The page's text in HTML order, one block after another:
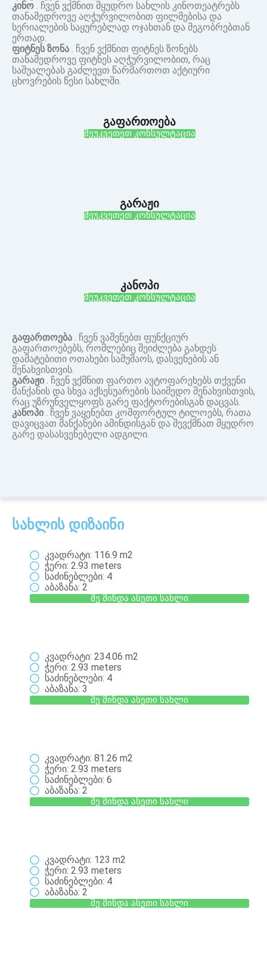
კინო . ჩვენ ვქმნით მყუდრო სახლის კინოთეატრებს
თანამედროვე აღჭურვილობით ფილმებისა და
სერიალების საყურებლად ოჯახთან და მეგობრებთან
ერთად.
ფიტნეს ზონა . ჩვენ ვქმნით ფიტნეს ზონებს
თანამედროვე ფიტნეს აღჭურვილობით, რაც
საშუალებას გაძლევთ წარმართოთ აქტიური
ცხოვრების წესი სახლში.
გაფართოება
შეუკვეთეთ კონსულტაცია
გარაჟი
შეუკვეთეთ კონსულტაცია
კანოპი
შეუკვეთეთ კონსულტაცია
გაფართოება . ჩვენ ვაშენებთ ფუნქციურ
გაფართოებებს, რომლებიც შეიძლება გახდეს
დამატებითი ოთახები სამუშაოს, დასვენების ან
შენახვისთვის.
გარაჟი . ჩვენ ვქმნით ფართო ავტოფარეხებს თქვენი
მანქანის და სხვა აქსესუარების საიმედო შენახვისთვის,
რაც უზრუნველყოფს გარე ფაქტორებისგან დაცვას.
კანოპი . ჩვენ ვაყენებთ კომფორტულ ტილოებს, რათა
დავიცვათ მანქანები ამინდისგან და შევქმნათ მყუდრო
გარე დასასვენებელი ადგილი.
სახლის დიზაინი
კვადრატი: 116.9 m2
ჭერი: 2.93 meters
საძინებლები: 4
აბაზანა: 2
მე მინდა ასეთი სახლი
კვადრატი: 234.06 m2
ჭერი: 2.93 meters
საძინებლები: 4
აბაზანა: 3
მე მინდა ასეთი სახლი
კვადრატი: 81.26 m2
ჭერი: 2.93 meters
საძინებლები: 6
აბაზანა: 2
მე მინდა ასეთი სახლი
კვადრატი: 123 m2
ჭერი: 2.93 meters
საძინებლები: 4
აბაზანა: 2
მე მინდა ასეთი სახლი